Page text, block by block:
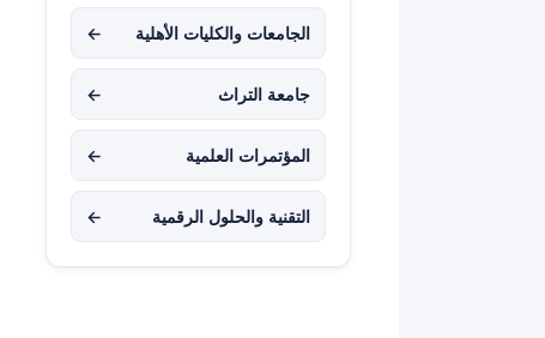
الجامعات والكليات الأهلية ←
جامعة التراث ←
المؤتمرات العلمية ←
التقنية والحلول الرقمية ←